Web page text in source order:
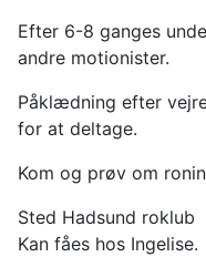
Efter 6-8 ganges
andre motionister.
Påklædning efter
for at deltage.
Kom og prøv om
Sted Hadsund roklub
Kan fåes hos Ingelise.